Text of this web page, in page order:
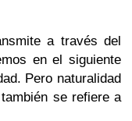
a través del
en el siguiente
Pero naturalidad
se refiere a